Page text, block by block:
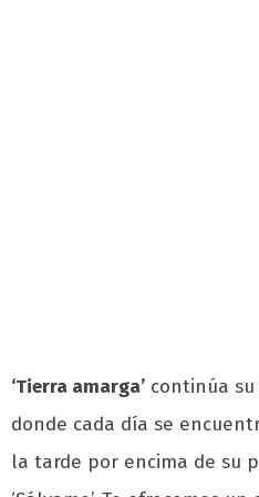
‘Tierra amarga’ continúa
donde cada día se
la tarde por encima de su